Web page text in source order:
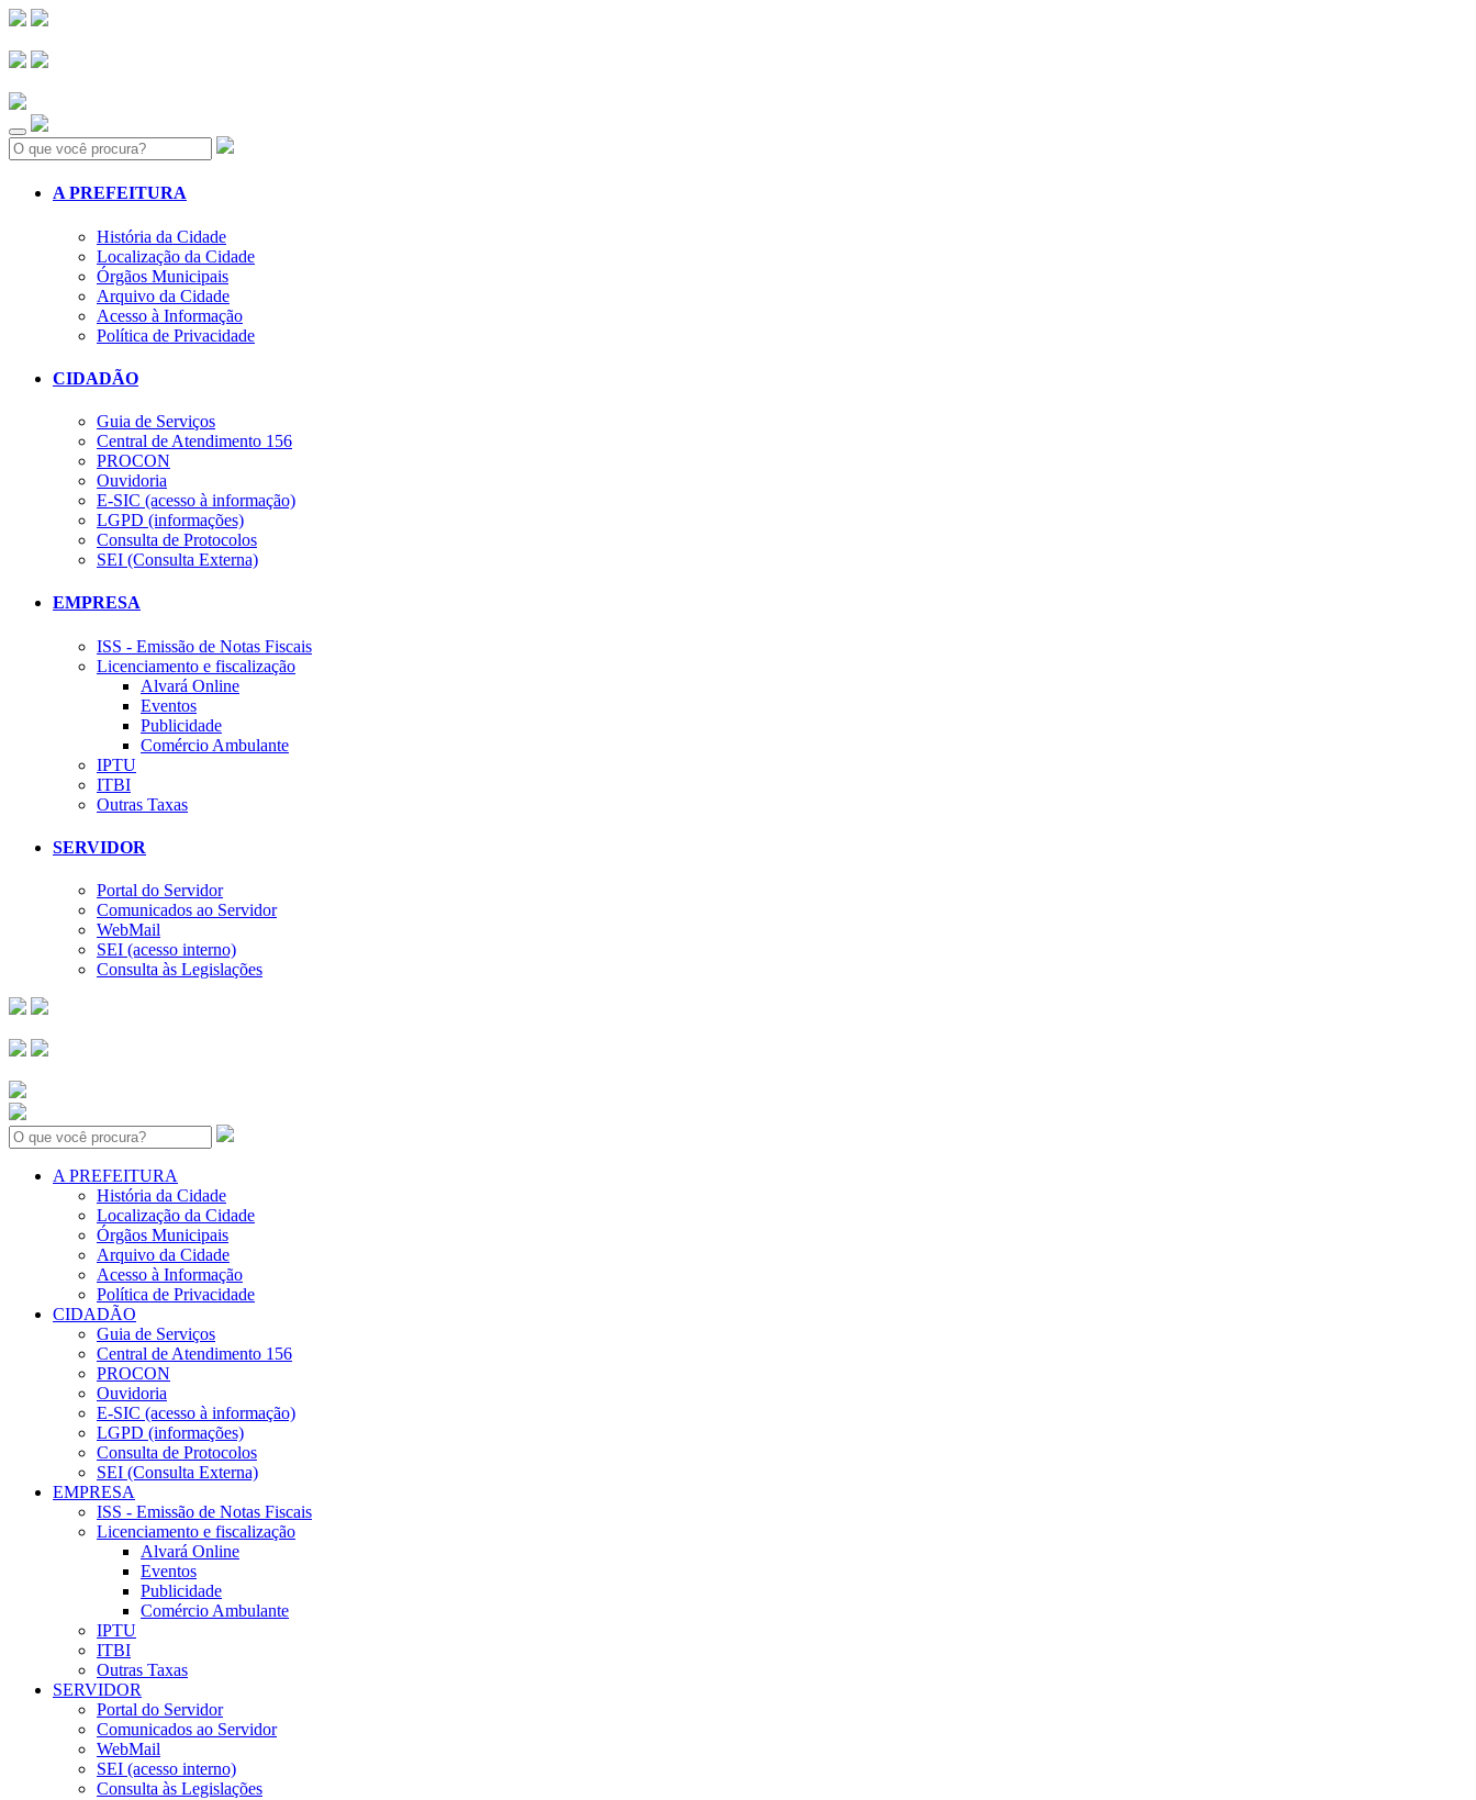
Search:
A PREFEITURA
História da Cidade
Localização da Cidade
Órgãos Municipais
Arquivo da Cidade
Acesso à Informação
Política de Privacidade
CIDADÃO
Guia de Serviços
Central de Atendimento 156
PROCON
Ouvidoria
E-SIC (acesso à informação)
LGPD (informações)
Consulta de Protocolos
SEI (Consulta Externa)
EMPRESA
ISS - Emissão de Notas Fiscais
Licenciamento e fiscalização
Alvará Online
Eventos
Publicidade
Comércio Ambulante
IPTU
ITBI
Outras Taxas
SERVIDOR
Portal do Servidor
Comunicados ao Servidor
WebMail
SEI (acesso interno)
Consulta às Legislações
Search:
A PREFEITURA
História da Cidade
Localização da Cidade
Órgãos Municipais
Arquivo da Cidade
Acesso à Informação
Política de Privacidade
CIDADÃO
Guia de Serviços
Central de Atendimento 156
PROCON
Ouvidoria
E-SIC (acesso à informação)
LGPD (informações)
Consulta de Protocolos
SEI (Consulta Externa)
EMPRESA
ISS - Emissão de Notas Fiscais
Licenciamento e fiscalização
Alvará Online
Eventos
Publicidade
Comércio Ambulante
IPTU
ITBI
Outras Taxas
SERVIDOR
Portal do Servidor
Comunicados ao Servidor
WebMail
SEI (acesso interno)
Consulta às Legislações